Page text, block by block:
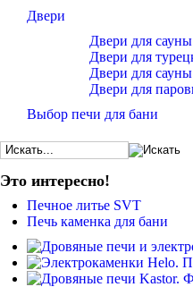
Двери
Двери для
Двери для
Двери для
Двери для
Выбор печи для бани
Это интересно!
Печное литье SVT
Печь каменка для бани